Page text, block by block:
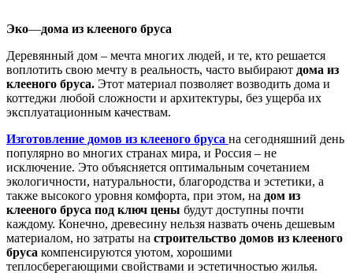
Эко—дома из клееного бруса
Деревянный дом – мечта многих людей, и те, кто решается
воплотить свою мечту в реальность, часто выбирают дома из
клееного бруса. Этот материал позволяет возводить дома и
коттеджи любой сложности и архитектуры, без ущерба их
эксплуатационным качествам.
Изготовление домов из клееного бруса на сегодняшний день
популярно во многих странах мира, и Россия – не
исключение. Это объясняется оптимальным сочетанием
экологичности, натуральности, благородства и эстетики, а
также высокого уровня комфорта, при этом, на дом из
клееного бруса под ключ цены будут доступны почти
каждому. Конечно, древесину нельзя назвать очень дешевым
материалом, но затраты на строительство домов из клееного
бруса компенсируются уютом, хорошими
теплосберегающими свойствами и эстетичностью жилья.